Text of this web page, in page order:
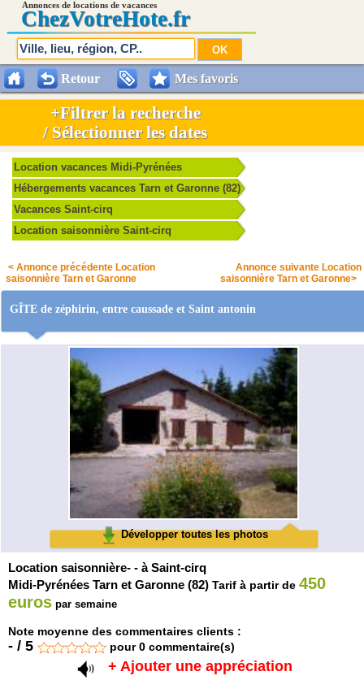
Location vacances Midi-Pyrénées
Hébergements vacances Tarn et Garonne (82)
Vacances Saint-cirq
Location saisonnière Saint-cirq
< Annonce précédente Location
saisonnière Tarn et Garonne
Annonce suivante Location
saisonnière Tarn et Garonne>
GÎTE de zéphirin, entre caussade et Saint antonin
Développer toutes les photos
Location saisonnière- - à Saint-cirq
Midi-Pyrénées Tarn et Garonne (82) Tarif à partir de 450
euros par semaine
Note moyenne des commentaires clients :
- / 5 pour0 commentaire(s)
+ Ajouter une appréciation
Retour Mes favoris
Annonces de locations de vacances
ChezVotreHote.fr
+Filtrer la recherche
/ Sélectionner les dates